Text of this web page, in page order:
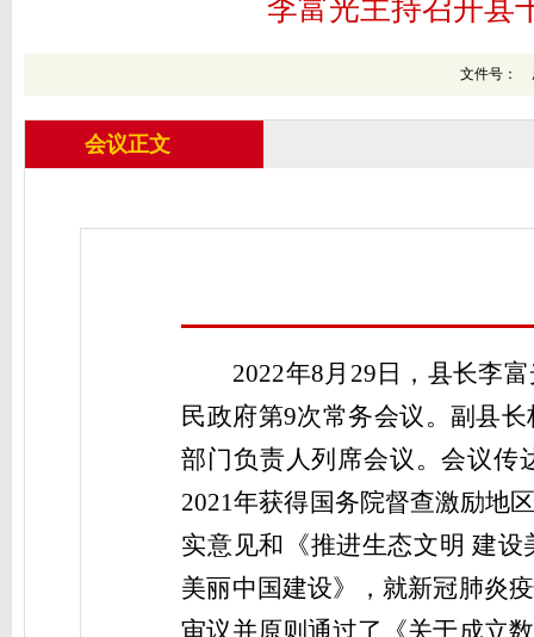
李富光主持召开县
文件号：
会议正文
2022年8月29日，县长李
民政府第9次常务会议。副县
部门负责人列席会议。会议传
2021年获得国务院督查激励地
实意见和《推进生态文明 建
美丽中国建设》，就新冠肺炎
审议并原则通过了
《关于成立